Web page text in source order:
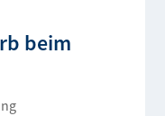
beim